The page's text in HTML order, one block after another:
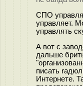
СПО
управляет.
управлять
А вот с
дальше
писать
Интернете.